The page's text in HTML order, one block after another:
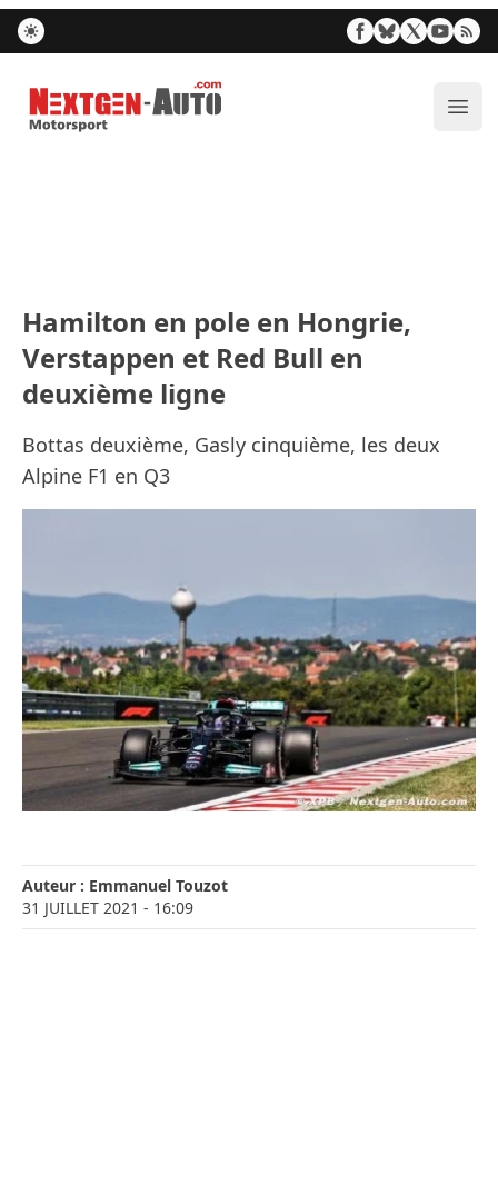
Nextgen-Auto.com
Hamilton en pole en Hongrie,
Verstappen et Red Bull en
deuxième ligne
Bottas deuxième, Gasly cinquième, les deux
Alpine F1 en Q3
Auteur : Emmanuel Touzot
31 JUILLET 2021 - 16:09